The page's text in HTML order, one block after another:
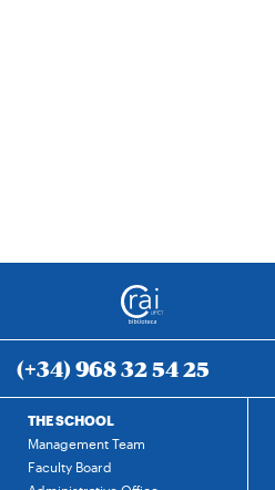
(+34) 968 32 54 25
THE SCHOOL
Management Team
Faculty Board